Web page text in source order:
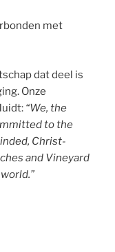
met
dat deel is
Onze
“We, the
to the
Christ-
and Vineyard